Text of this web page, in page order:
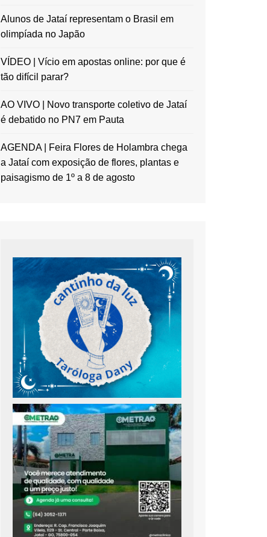
Alunos de Jataí representam o Brasil em
olimpíada no Japão
VÍDEO | Vício em apostas online: por que é
tão difícil parar?
AO VIVO | Novo transporte coletivo de Jataí
é debatido no PN7 em Pauta
AGENDA | Feira Flores de Holambra chega
a Jataí com exposição de flores, plantas e
paisagismo de 1º a 8 de agosto